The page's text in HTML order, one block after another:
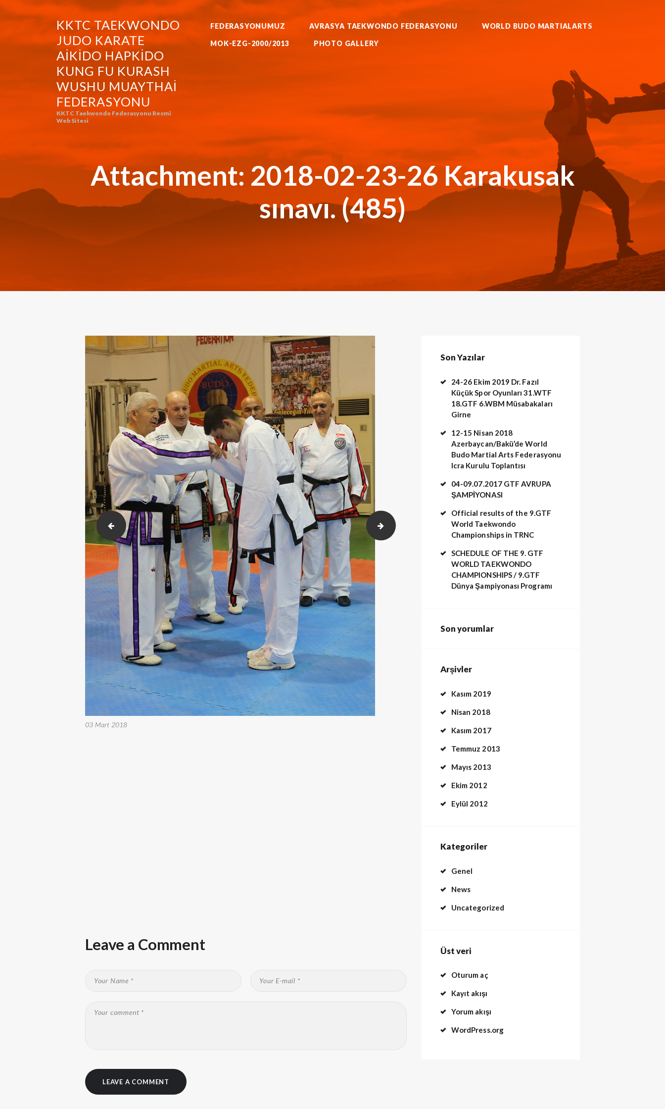
KKTC TAEKWONDO
JUDO KARATE
AIKIDO HAPKIDO
KUNG FU KURASH
WUSHU MUAYTHAI
FEDERASYONU
KKTC Taekwondo Federasyonu Resmi
Web Sitesi
FEDERASYONUMUZ AVRASYA TAEKWONDO FEDERASYONU WORLD BUDO MARTIALARTS
MOK-EZG-2000/2013 PHOTO GALLERY
Attachment: 2018-02-23-26 Karakusak
sınavı. (485)
KKTC TAEKWONDO JUDO KARATE AIKIDO HAPKIDO KUNG FU KURASH WUSHU MUAYTHAI
MOK-EZG-2000/2013
2018-02-23-26 Karakusak sınavı. (484) 2018-02-23-26 Karakusak sınavı. (486)
03 Mart 2018
Leave a Comment
Son Yazılar
24-26 Ekim 2019 Dr. Fazıl
Küçük Spor Oyunları 31.WTF
18.GTF 6.WBM Müsabakaları
Girne
12-15 Nisan 2018
Azerbaycan/Bakü’de World
Budo Martial Arts Federasyonu
Icra Kurulu Toplantısı
04-09.07.2017 GTF AVRUPA
ŞAMPİYONASI
Official results of the 9.GTF
World Taekwondo
Championships in TRNC
SCHEDULE OF THE 9. GTF
WORLD TAEKWONDO
CHAMPIONSHIPS / 9.GTF
Dünya Şampiyonası Programı
Son yorumlar
Arşivler
Kasım 2019
Nisan 2018
Kasım 2017
Temmuz 2013
Mayıs 2013
Ekim 2012
Eylül 2012
Kategoriler
Genel
News
Uncategorized
Üst veri
Oturum aç
Kayıt akışı
Yorum akışı
WordPress.org